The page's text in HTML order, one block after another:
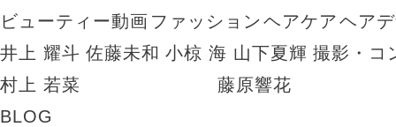
ビューティー動画 ファッションヘアケアヘア
井上 耀斗 佐藤未和 小椋 海 山下夏輝 撮影・コ
村上 若菜
藤原響花
BLOG